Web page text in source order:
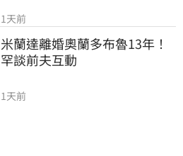
1天前
米蘭達離婚奧蘭多布魯13年！
罕談前夫互動
1天前